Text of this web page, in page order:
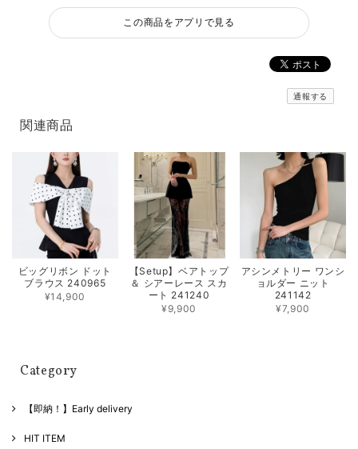
この商品をアプリで見る
通報する
関連商品
ビッグリボン ドット
ブラウス 240965
¥14,900
【Setup】ベアトップ
＆ シアーレース スカ
ート 241240
¥9,900
アシンメトリー ワンシ
ョルダー ニット
241142
¥7,900
Category
【即納！】Early delivery
HIT ITEM